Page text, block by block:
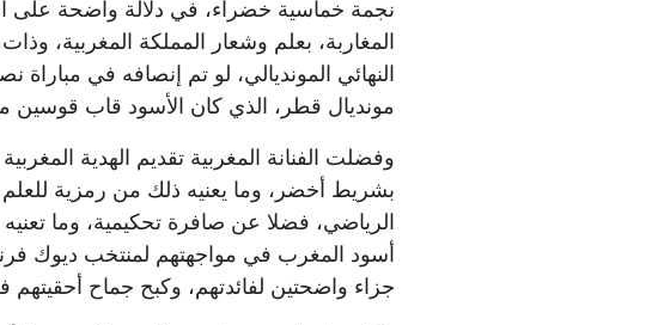
نجمة خماسية خضراء، في دلالة واضحة على
المغاربة، بعلم وشعار المملكة المغربية،
النهائي المونديالي، لو تم إنصافه في مباراة
مونديال قطر، الذي كان الأسود قاب قوسين من
وفضلت الفنانة المغربية تقديم الهدية
بشريط أخضر، وما يعنيه ذلك من رمزية للعلم
الرياضي، فضلا عن صافرة تحكيمية، وما
أسود المغرب في مواجهتهم لمنتخب ديوك
جزاء واضحتين لفائدتهم، وكبح جماح أحقيتهم